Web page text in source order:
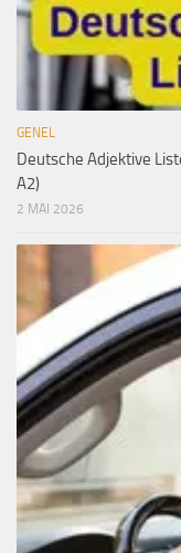
GENEL
Deutsche Adjektive
A2)
2 MAI 2026